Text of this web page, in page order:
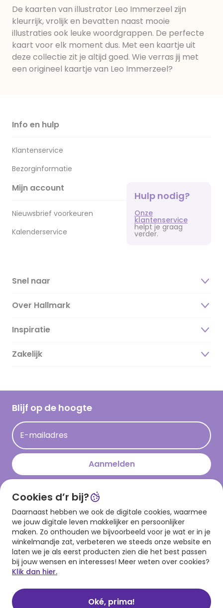
De kaarten van illustrator Leo Immerzeel zijn
kleurrijk, vrolijk en bevatten naast mooie
illustraties ook leuke woordgrappen. De perfecte
kaart voor elk moment dus. Met een kaartje uit
deze collectie zit je altijd goed. Wie verras jij met
een origineel kaartje van Leo Immerzeel?
Info en hulp
Klantenservice
Bezorginformatie
Mijn account
Nieuwsbrief voorkeuren
Kalenderservice
Hulp nodig?
Onze
klantenservice
helpt je graag
verder.
Snel naar
Over Hallmark
Over ons
Duurzaamheid
Hallmark Kaartclub
Acties
Persberichten
Hallmark en Kinderpostzegels
Inspiratie
Magazine
Cadeau inspiratie
Kaartinspiratie
Zakelijk
Blijf op de hoogte
E-mailadres
Aanmelden
Download onze app
Cookies d’r bij?
Daarnaast hebben we ook de digitale cookies, waarmee
we jouw digitale leven makkelijker en persoonlijker
maken. Zo onthouden we bijvoorbeeld voor je wat er in je
winkelmandje zat, verbeteren we steeds onze website en
laten we je als eerst producten zien die het best passen
bij jouw wensen en interesses! Meer weten over cookies?
Klik dan hier.
Oké, prima!